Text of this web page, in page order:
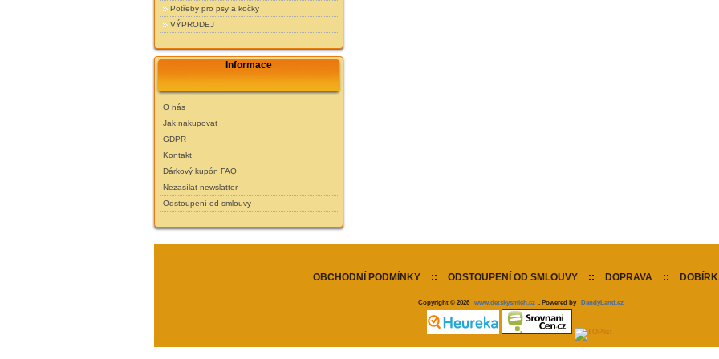
Potřeby pro psy a kočky
VÝPRODEJ
Informace
O nás
Jak nakupovat
GDPR
Kontakt
Dárkový kupón FAQ
Nezasílat newslatter
Odstoupení od smlouvy
OBCHODNÍ PODMÍNKY :: ODSTOUPENÍ OD SMLOUVY :: DOPRAVA ::
Copyright © 2026 www.detskysmich.cz . Powered by DandyLand.cz